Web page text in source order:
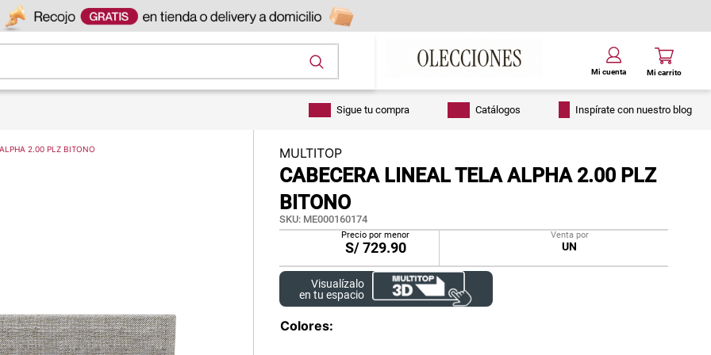
Sigue tu compra Catálogos Inspírate con nuestro blog
2.00 PLZ BITONO MULTITOP
CABECERA LINEAL TELA ALPHA 2.00 PLZ
BITONO
SKU: ME000160174
Precio por menor
S/729.90
Venta por
UN
Visualízalo
en tu espacio
Colores